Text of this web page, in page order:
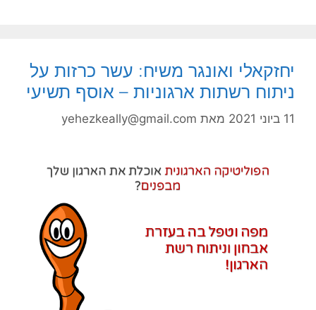
יחזקאלי ואונגר משיח: עשר כרזות על
ניתוח רשתות ארגוניות – אוסף תשיעי
11 ביוני 2021 מאת yehezkeally@gmail.com